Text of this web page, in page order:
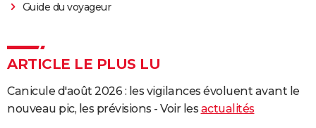
Guide du voyageur
ARTICLE LE PLUS LU
Canicule d'août 2026 : les vigilances évoluent avant le
nouveau pic, les prévisions - Voir les actualités